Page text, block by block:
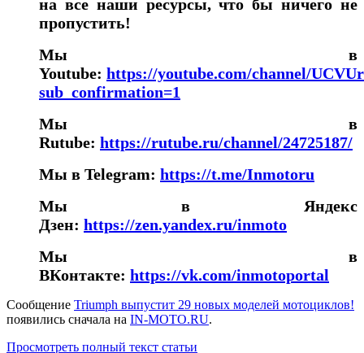
на все наши ресурсы, что бы ничего не
пропустить!
Мы в
Youtube: https://youtube.com/channel/
sub_confirmation=1
Мы в
Rutube: https://rutube.ru/channel/24725187/
Мы в Telegram: https://t.me/Inmotoru
Мы в Яндекс
Дзен: https://zen.yandex.ru/inmoto
Мы в
ВКонтакте: https://vk.com/inmotoportal
Сообщение Triumph выпустит 29 новых моделей мотоциклов!
появились сначала на IN-MOTO.RU.
Просмотреть полный текст статьи